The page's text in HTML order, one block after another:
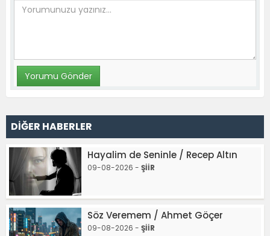
DİĞER HABERLER
Hayalim de Seninle / Recep Altın
09-08-2026 - ŞİİR
Söz Veremem / Ahmet Göçer
09-08-2026 - ŞİİR